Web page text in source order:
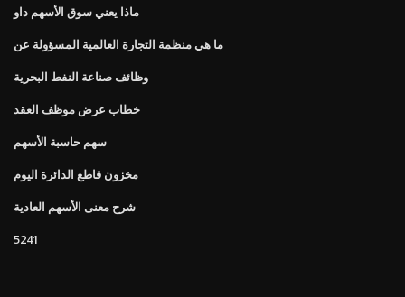
ماذا يعني سوق الأسهم داو
ما هي منظمة التجارة العالمية المسؤولة عن
وظائف صناعة النفط البحرية
خطاب عرض موظف العقد
سهم حاسبة الأسهم
مخزون قاطع الدائرة اليوم
شرح معنى الأسهم العادية
5241